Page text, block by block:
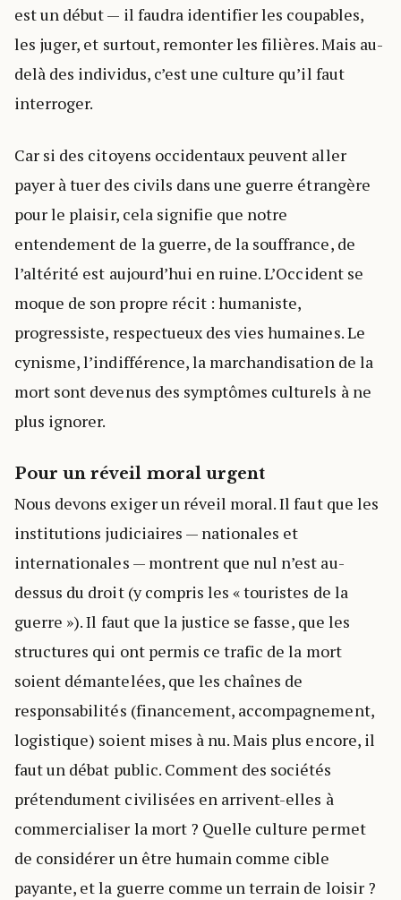
est un début — il faudra identifier les coupables,
les juger, et surtout, remonter les filières. Mais au-
delà des individus, c’est une culture qu’il faut
interroger.
Car si des citoyens occidentaux peuvent aller
payer à tuer des civils dans une guerre étrangère
pour le plaisir, cela signifie que notre
entendement de la guerre, de la souffrance, de
l’altérité est aujourd’hui en ruine. L’Occident se
moque de son propre récit : humaniste,
progressiste, respectueux des vies humaines. Le
cynisme, l’indifférence, la marchandisation de la
mort sont devenus des symptômes culturels à ne
plus ignorer.
Pour un réveil moral urgent
Nous devons exiger un réveil moral. Il faut que les
institutions judiciaires — nationales et
internationales — montrent que nul n’est au-
dessus du droit (y compris les « touristes de la
guerre »). Il faut que la justice se fasse, que les
structures qui ont permis ce trafic de la mort
soient démantelées, que les chaînes de
responsabilités (financement, accompagnement,
logistique) soient mises à nu. Mais plus encore, il
faut un débat public. Comment des sociétés
prétendument civilisées en arrivent-elles à
commercialiser la mort ? Quelle culture permet
de considérer un être humain comme cible
payante, et la guerre comme un terrain de loisir ?